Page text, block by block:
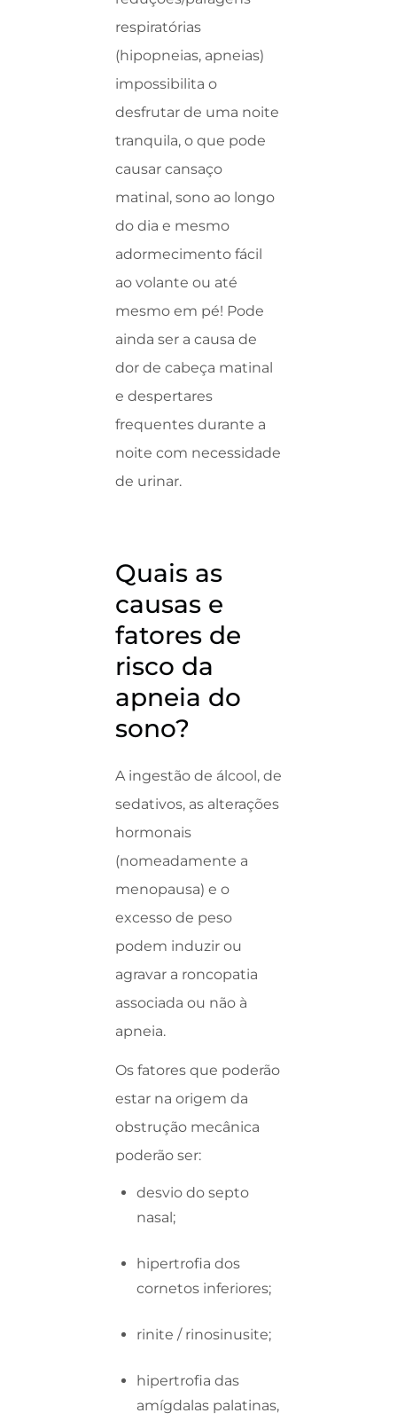
respiratórias
(hipopneias, apneias)
impossibilita o
desfrutar de uma noite
tranquila, o que pode
causar cansaço
matinal, sono ao longo
do dia e mesmo
adormecimento fácil
ao volante ou até
mesmo em pé! Pode
ainda ser a causa de
dor de cabeça matinal
e despertares
frequentes durante a
noite com necessidade
de urinar.
Quais as
causas e
fatores de
risco da
apneia do
sono?
A ingestão de álcool, de
sedativos, as alterações
hormonais
(nomeadamente a
menopausa) e o
excesso de peso
podem induzir ou
agravar a roncopatia
associada ou não à
apneia.
Os fatores que poderão
estar na origem da
obstrução mecânica
poderão ser:
desvio do septo
nasal;
hipertrofia dos
cornetos inferiores;
rinite / rinosinusite;
hipertrofia das
amígdalas palatinas,